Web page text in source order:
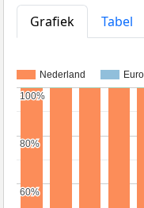
Grafiek
Tabel
Nederland
60%
60%
80%
80%
100%
100%